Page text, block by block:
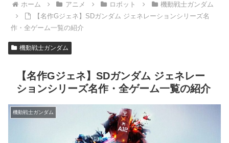
ホーム アニメ ロボット
機動戦士ガンダム
【名作Gジェネ】SDガンダム ジェネレーションシリーズ名
作・全ゲーム一覧の紹介
機動戦士ガンダム
【名作Gジェネ】SDガンダム ジェネレー
ションシリーズ名作・全ゲーム一覧の紹介
機動戦士ガンダム